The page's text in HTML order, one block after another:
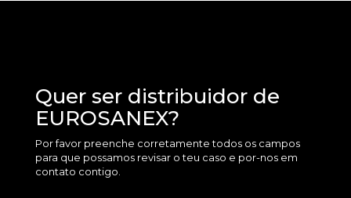
Quer ser distribuidor de
EUROSANEX?
Por favor preenche corretamente todos os campos
para que possamos revisar o teu caso e por-nos em
contato contigo.